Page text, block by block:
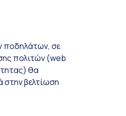
ποδηλάτων, σε
πολιτών (web
θα
στην βελτίωση